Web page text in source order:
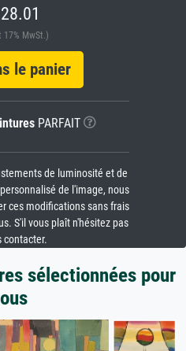
17% MwSt.)
le panier
PARFAIT
de luminosité et de
de l'image, nous
ces modifications sans frais
S'il vous plaît n'hésitez pas
contacter.
sélectionnées pour